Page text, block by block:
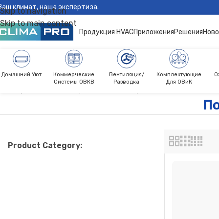
Skip to navigation
Skip to main content
климат, наша экспертиза.
Продукция HVACПриложенияРешения
Домашний Уют
Коммерческие
Системы ОВКВ
Вентиляция/
Разводка
Комплектующие
Для ОВиК
Потолочный
Product Category: